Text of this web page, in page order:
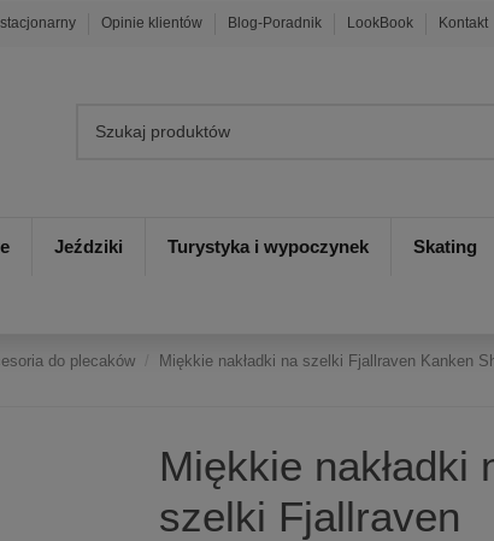
Opinie klientów Blog-Poradnik LookBook Kontakt
Jeździki Turystyka i wypoczynek Skating
do plecaków Miękkie nakładki na szelki Fjallraven Kanken
Miękkie nakładki
szelki Fjallraven